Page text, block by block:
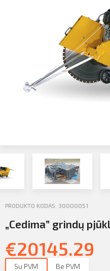
PRODUKTO KODAS: 30000051
„Cedima” grindų
€20145.29
Su PVM Be PVM